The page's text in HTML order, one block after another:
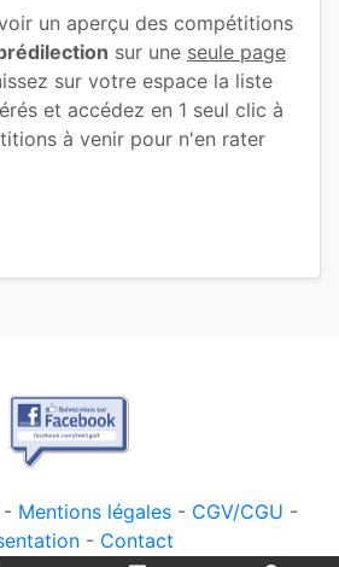
un aperçu des compétitions
sur une seule page
sur votre espace la liste
et accédez en 1 seul clic à
à venir pour n'en rater
- Mentions légales - CGV/CGU -
- Contact